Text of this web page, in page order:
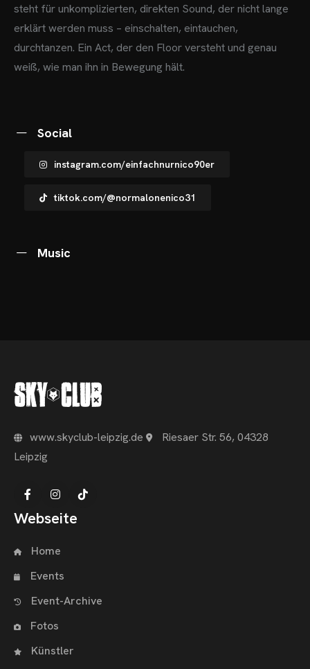
SHOP
steht für unkomplizierten, direkten Sound, der nicht lange
erklärt werden muss – einschalten, eintauchen,
durchtanzen. Ein Act, der den Floor versteht und genau
weiß, wie man ihn in Bewegung hält.
Social
instagram.com/einfachnurnico90er
tiktok.com/@normalonenico31
Music
www.skyclub-leipzig.de
Riesaer Str. 56, 04328
Leipzig
Webseite
Home
Events
Event-Archive
Fotos
Künstler